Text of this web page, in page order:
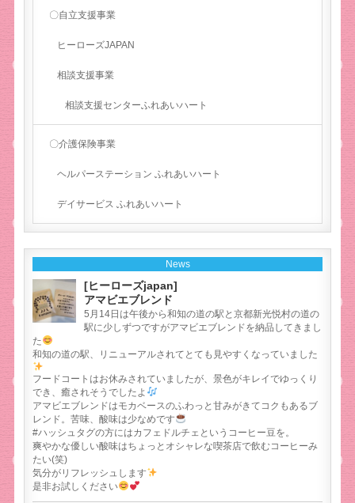
〇自立支援事業
ヒーローズJAPAN
相談支援事業
相談支援センターふれあいハート
〇介護保険事業
ヘルパーステーション ふれあいハート
デイサービス ふれあいハート
News
[ヒーローズjapan]
アマビエブレンド
5月14日は午後から和知の道の駅と京都新光悦村の道の
駅に少しずつですがアマビエブレンドを納品してきまし
た
和知の道の駅、リニューアルされてとても見やすくなっていました
フードコートはお休みされていましたが、景色がキレイでゆっくり
でき、癒されそうでしたよ
アマビエブレンドはモカベースのふわっと甘みがきてコクもあるブ
レンド。苦味、酸味は少なめです
#ハッシュタグの方にはカフェドルチェというコーヒー豆を。
爽やかな優しい酸味はちょっとオシャレな喫茶店で飲むコーヒーみ
たい(笑)
気分がリフレッシュします
是非お試しください